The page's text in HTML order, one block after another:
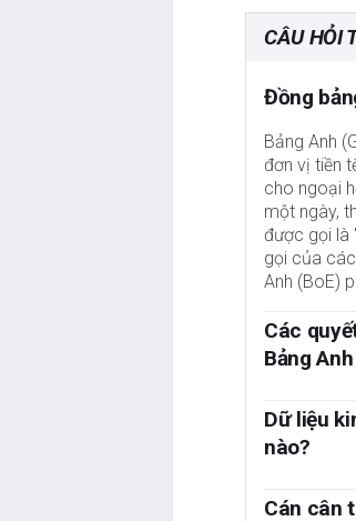
CÂU HỎI
Đồng
Bảng Anh
đơn vị tiền
cho ngoại
một ngày,
được gọi là
gọi của
Anh (BoE)
Các
Bảng
Ngân hàng
đạt được
nghiệp
Dữ liệu
nào?
Bảng Anh.
Cán cân